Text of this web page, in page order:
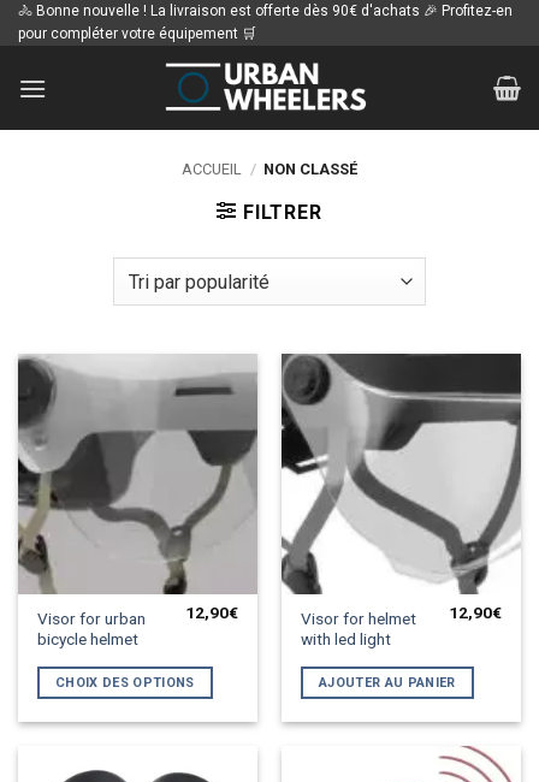
Passer
au
🚴 Bonne nouvelle ! La livraison est offerte dès 90€ d'achats 🎉 Profitez-en
pour compléter votre équipement 🛒
ACCUEIL / NON CLASSÉ
FILTRER
Visor for urban
bicycle helmet
12,90€
CHOIX DES OPTIONS
Ce
produit
a
plusieurs
options
Visor for helmet
with led light
12,90€
AJOUTER AU PANIER